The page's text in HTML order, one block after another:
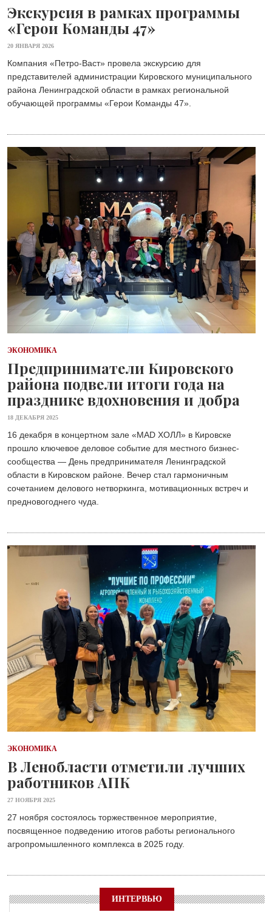
Экскурсия в рамках программы
«Герои Команды 47»
20 ЯНВАРЯ 2026
Компания «Петро-Васт» провела экскурсию для
представителей администрации Кировского муниципального
района Ленинградской области в рамках региональной
обучающей программы «Герои Команды 47».
ЭКОНОМИКА
Предприниматели Кировского
района подвели итоги года на
празднике вдохновения и добра
18 ДЕКАБРЯ 2025
16 декабря в концертном зале «MAD ХОЛЛ» в Кировске
прошло ключевое деловое событие для местного бизнес-
сообщества — День предпринимателя Ленинградской
области в Кировском районе. Вечер стал гармоничным
сочетанием делового нетворкинга, мотивационных встреч и
предновогоднего чуда.
ЭКОНОМИКА
В Ленобласти отметили лучших
работников АПК
27 НОЯБРЯ 2025
27 ноября состоялось торжественное мероприятие,
посвященное подведению итогов работы регионального
агропромышленного комплекса в 2025 году.
ИНТЕРВЬЮ